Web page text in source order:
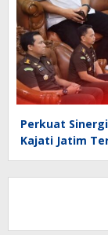
Perkuat
Kajati Jatim